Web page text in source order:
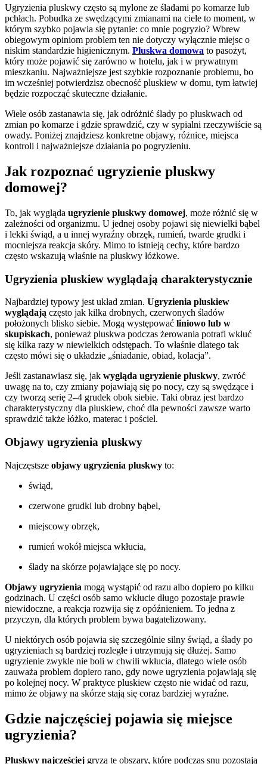
Ugryzienia pluskwy często są mylone ze śladami po komarze lub
pchłach. Pobudka ze swędzącymi zmianami na ciele to moment, w
którym szybko pojawia się pytanie: co mnie pogryzło? Wbrew
obiegowym opiniom problem ten nie dotyczy wyłącznie miejsc o
niskim standardzie higienicznym. Pluskwa domowa to pasożyt,
który może pojawić się zarówno w hotelu, jak i w prywatnym
mieszkaniu. Najważniejsze jest szybkie rozpoznanie problemu, bo
im wcześniej potwierdzisz obecność pluskiew w domu, tym łatwiej
będzie rozpocząć skuteczne działanie.
Wiele osób zastanawia się, jak odróżnić ślady po pluskwach od
zmian po komarze i gdzie sprawdzić, czy w sypialni rzeczywiście są
owady. Poniżej znajdziesz konkretne objawy, różnice, miejsca
kontroli i najważniejsze działania po pogryzieniu.
Jak rozpoznać ugryzienie pluskwy
domowej?
To, jak wygląda ugryzienie pluskwy domowej, może różnić się w
zależności od organizmu. U jednej osoby pojawi się niewielki bąbel
i lekki świąd, a u innej wyraźny obrzęk, rumień, twarde grudki i
mocniejsza reakcja skóry. Mimo to istnieją cechy, które bardzo
często wskazują właśnie na pluskwy łóżkowe.
Ugryzienia pluskiew wyglądają charakterystycznie
Najbardziej typowy jest układ zmian. Ugryzienia pluskiew
wyglądają często jak kilka drobnych, czerwonych śladów
położonych blisko siebie. Mogą występować liniowo lub w
skupiskach, ponieważ pluskwa podczas żerowania potrafi wkłuć
się kilka razy w niewielkich odstępach. To właśnie dlatego tak
często mówi się o układzie „śniadanie, obiad, kolacja”.
Jeśli zastanawiasz się, jak wygląda ugryzienie pluskwy, zwróć
uwagę na to, czy zmiany pojawiają się po nocy, czy są swędzące i
czy tworzą serię 2–4 grudek obok siebie. Taki obraz jest bardzo
charakterystyczny dla pluskiew, choć dla pewności zawsze warto
sprawdzić także łóżko, materac i pościel.
Objawy ugryzienia pluskwy
Najczęstsze objawy ugryzienia pluskwy to:
świąd,
czerwone grudki lub drobny bąbel,
miejscowy obrzęk,
rumień wokół miejsca wkłucia,
ślady na skórze pojawiające się po nocy.
Objawy ugryzienia mogą wystąpić od razu albo dopiero po kilku
godzinach. U części osób samo wkłucie długo pozostaje prawie
niewidoczne, a reakcja rozwija się z opóźnieniem. To jedna z
przyczyn, dla których problem bywa bagatelizowany.
U niektórych osób pojawia się szczególnie silny świąd, a ślady po
ugryzieniach są bardziej rozległe i utrzymują się dłużej. Samo
ugryzienie zwykle nie boli w chwili wkłucia, dlatego wiele osób
zauważa problem dopiero rano, gdy nowe ugryzienia pojawiają się
po kolejnej nocy. W praktyce pluskiew często nie widać od razu,
mimo że objawy na skórze stają się coraz bardziej wyraźne.
Gdzie najczęściej pojawia się miejsce
ugryzienia?
Pluskwy najczęściej gryzą te obszary, które podczas snu pozostają